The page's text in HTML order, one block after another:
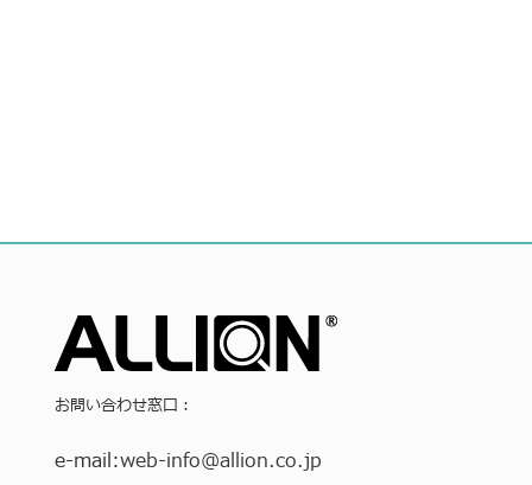
お問い合わせ窓口：
e-mail:web-info@allion.co.jp